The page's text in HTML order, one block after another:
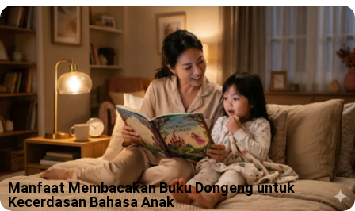
cerewet banget, besoknya tiba tiba pendiam dan cuma mau
peluk kamu? Tenang, itu bukan “mode error”, itu tanda otaknya…
Manfaat Membacakan Buku Dongeng untuk
Kecerdasan Bahasa Anak